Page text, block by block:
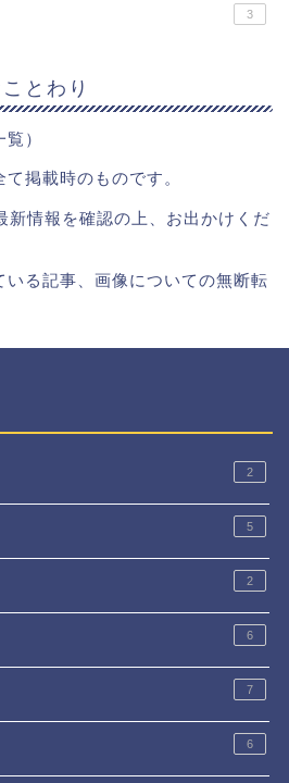
3
とわり
）
掲載時のものです。
新情報を確認の上、お出かけくだ
いる記事、画像についての無断転
2
5
2
6
7
6